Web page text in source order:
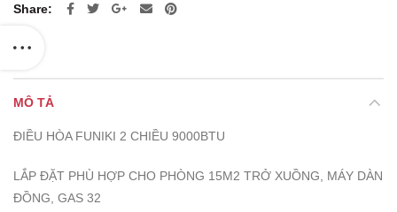
Share
MÔ TẢ
ĐIỀU HÒA FUNIKI 2 CHIỀU 9000BTU
LẮP ĐẶT PHÙ HỢP CHO PHÒNG 15M2 TRỞ XUỒNG, MÁY DÀN
ĐỒNG, GAS 32